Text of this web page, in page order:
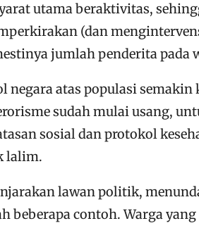
utama beraktivitas,
(dan
jumlah penderita
atas populasi
sudah mulai usang,
sosial dan protokol
lalim.
lawan politik,
beberapa contoh. Warga